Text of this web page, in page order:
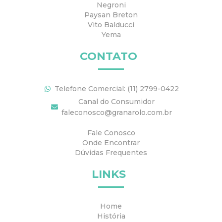
Negroni
Paysan Breton
Vito Balducci
Yema
CONTATO
Telefone Comercial: (11) 2799-0422
Canal do Consumidor
faleconosco@granarolo.com.br
Fale Conosco
Onde Encontrar
Dúvidas Frequentes
LINKS
Home
História